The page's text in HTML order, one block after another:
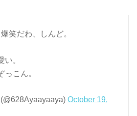
笑だわ、しんど。
い。
っこん。
October 19,